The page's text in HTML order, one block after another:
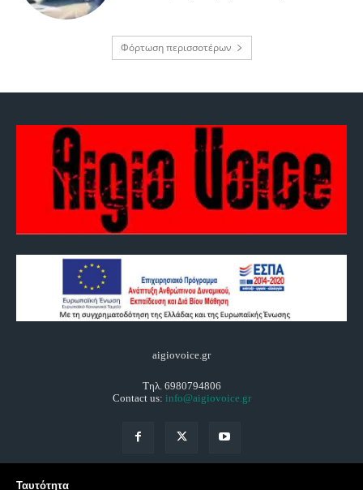
Φόρτωση περισσοτέρων
aigiovoice.gr
Τηλ. 6980794806
Contact us: info@aigiovoice.gr
Ταυτότητα